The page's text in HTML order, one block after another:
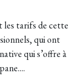
les tarifs de cette
qui ont
qui s’offre à